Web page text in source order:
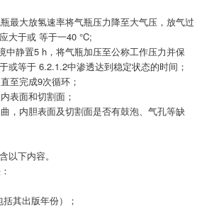
最大放氢速率将气瓶压力降至大气压，放气过
大于或 等于一40 °C;
中静置5 h，将气瓶加压至公称工作压力并保
或等于 6.2.1.2中渗透达到稳定状态的时间；
至完成9次循环；
表面和切割面；
，内胆表面及切割面是否有鼓泡、气孔等缺
以下内容。
其出版年份）；